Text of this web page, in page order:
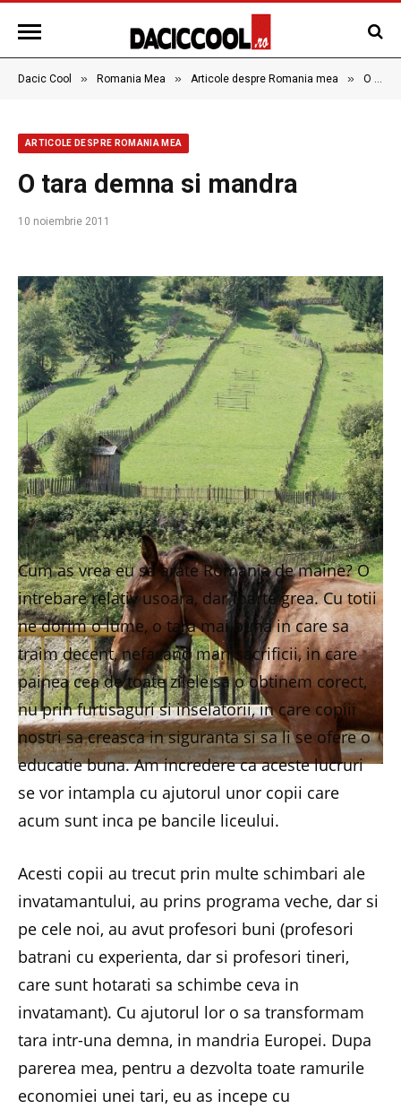
Dacic Cool » Romania Mea » Articole despre Romania mea » O tara demna si mandra
ARTICOLE DESPRE ROMANIA MEA
O tara demna si mandra
10 noiembrie 2011
Cum as vrea eu sa arate Romania de maine? O
intrebare relativ usoara, dar foarte grea. Cu totii
ne dorim o lume, o tara mai buna in care sa
traim decent, nefacand mari sacrificii, in care
painea cea de toate zilele sa o obtinem corect,
nu prin furtisaguri si inselatorii, in care copiii
nostri sa creasca in siguranta si sa li se ofere o
educatie buna. Am incredere ca aceste lucruri
se vor intampla cu ajutorul unor copii care
acum sunt inca pe bancile liceului.
Acesti copii au trecut prin multe schimbari ale
invatamantului, au prins programa veche, dar si
pe cele noi, au avut profesori buni (profesori
batrani cu experienta, dar si profesori tineri,
care sunt hotarati sa schimbe ceva in
invatamant). Cu ajutorul lor o sa transformam
tara intr-una demna, in mandria Europei. Dupa
parerea mea, pentru a dezvolta toate ramurile
economiei unei tari, eu as incepe cu